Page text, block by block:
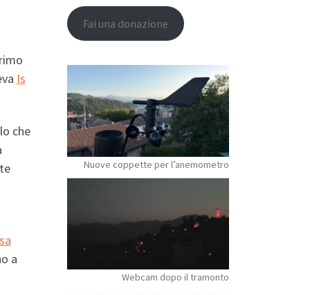
Is
che
a
Fai una donazione
Nuove coppette per l’anemometro
Webcam dopo il tramonto